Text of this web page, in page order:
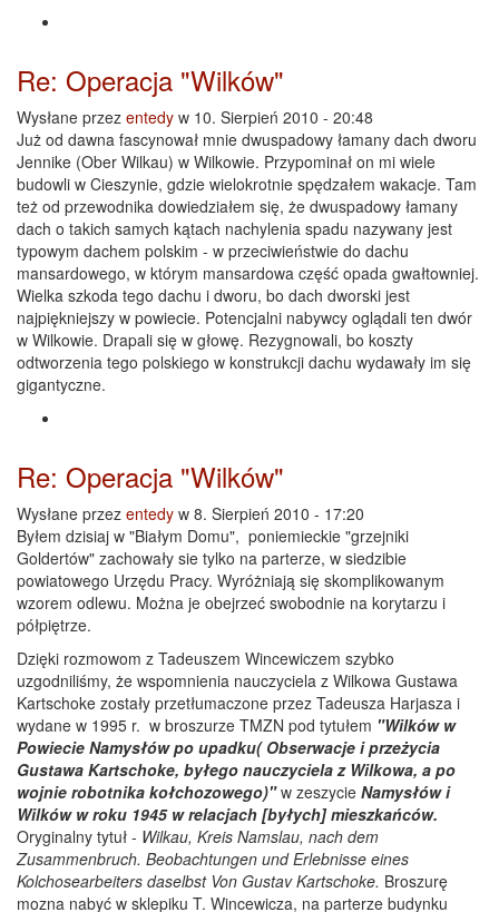
Re: Operacja "Wilków"
Wysłane przez entedy w 10. Sierpień 2010 - 20:48
Już od dawna fascynował mnie dwuspadowy łamany dach dworu
Jennike (Ober Wilkau) w Wilkowie. Przypominał on mi wiele
budowli w Cieszynie, gdzie wielokrotnie spędzałem wakacje. Tam
też od przewodnika dowiedziałem się, że dwuspadowy łamany
dach o takich samych kątach nachylenia spadu nazywany jest
typowym dachem polskim - w przeciwieństwie do dachu
mansardowego, w którym mansardowa część opada gwałtowniej.
Wielka szkoda tego dachu i dworu, bo dach dworski jest
najpiękniejszy w powiecie. Potencjalni nabywcy oglądali ten dwór
w Wilkowie. Drapali się w głowę. Rezygnowali, bo koszty
odtworzenia tego polskiego w konstrukcji dachu wydawały im się
gigantyczne.
Re: Operacja "Wilków"
Wysłane przez entedy w 8. Sierpień 2010 - 17:20
Byłem dzisiaj w "Białym Domu", poniemieckie "grzejniki
Goldertów" zachowały sie tylko na parterze, w siedzibie
powiatowego Urzędu Pracy. Wyróżniają się skomplikowanym
wzorem odlewu. Można je obejrzeć swobodnie na korytarzu i
półpiętrze.
Dzięki rozmowom z Tadeuszem Wincewiczem szybko
uzgodniliśmy, że wspomnienia nauczyciela z Wilkowa Gustawa
Kartschoke zostały przetłumaczone przez Tadeusza Harjasza i
wydane w 1995 r. w broszurze TMZN pod tytułem "Wilków w
Powiecie Namysłów po upadku( Obserwacje i przeżycia
Gustawa Kartschoke, byłego nauczyciela z Wilkowa, a po
wojnie robotnika kołchozowego)"w zeszycie Namysłów i
Wilków w roku 1945 w relacjach [byłych] mieszkańców.
Oryginalny tytuł - Wilkau, Kreis Namslau, nach dem
Zusammenbruch. Beobachtungen und Erlebnisse eines
Kolchosearbeiters daselbst Von Gustav Kartschoke. Broszurę
mozna nabyć w sklepiku T. Wincewicza, na parterze budynku